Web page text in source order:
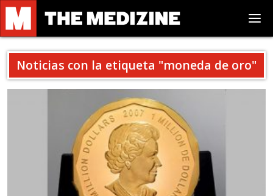
Noticias con la etiqueta "moneda de oro"